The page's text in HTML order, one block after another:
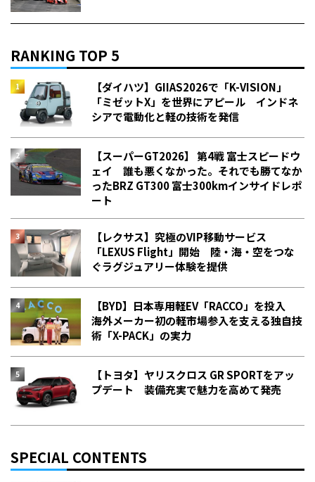
RANKING TOP 5
【ダイハツ】GIIAS2026で「K-VISION」
「ミゼットX」を世界にアピール インドネ
シアで電動化と軽の技術を発信
【スーパーGT2026】 第4戦 富士スピードウ
ェイ 誰も悪くなかった。それでも勝てなか
った――BRZ GT300 富士300kmインサイドレポ
ート
【レクサス】究極のVIP移動サービス
「LEXUS Flight」開始 陸・海・空をつな
ぐラグジュアリー体験を提供
【BYD】日本専用軽EV「RACCO」を投入
海外メーカー初の軽市場参入を支える独自技
術「X-PACK」の実力
【トヨタ】ヤリスクロス GR SPORTをアッ
プデート 装備充実で魅力を高めて発売
SPECIAL CONTENTS